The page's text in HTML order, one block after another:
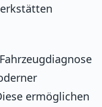
ermöglichen